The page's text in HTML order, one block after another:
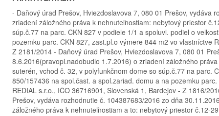
- Daňový úrad Prešov, Hviezdoslavova 7, 080 01 Prešov, vydáva
zriadení záložného práva k nehnuteľnostiam: nebytový priestor
súp.č.77 na parc. CKN 827 v podiele 1/1 a spoluvl. podiel o
pozemku parc. CKN 827, zast.pl.o výmere 844 m2 vo vlastníctve
Z 2181/2014 - Daňový úrad Prešov, Hviezdoslavova 7, 080 01
8.6.2016(pravopl.nadobudlo 1.7.2016) o zriadení záložného
suterén, vchod č. 32, v polyfunkčnom dome so súp.č.77 na parc.
850/157436 na spol.čast. a spol.zariad. domu a na pozemku
REDIAL s.r.o., IČO 36716901, Slovenská 1, Bardejov - Z 1816/
Prešov, vydáva rozhodnutie č. 104387683/2016 zo dňa
záložného práva k nehnuteľnostiam a to: nebytový priestor č.12-